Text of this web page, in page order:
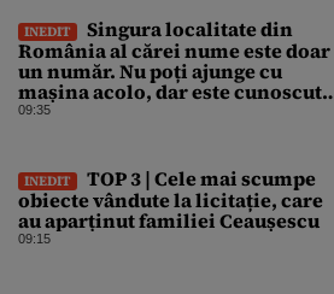
INEDIT
Singura localitate din
România al cărei nume este doar
un număr. Nu poți ajunge cu
mașina acolo, dar este cunoscută
în lumea întreagă
09:35
INEDIT
TOP 3 | Cele mai scumpe
obiecte vândute la licitație, care
au aparținut familiei Ceaușescu
09:15